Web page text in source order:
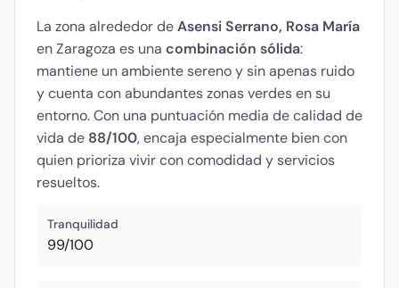
La zona alrededor deAsensi Serrano, Rosa María
en Zaragoza es una combinación sólida:
mantiene un ambiente sereno y sin apenas ruido
y cuenta con abundantes zonas verdes en su
entorno. Con una puntuación media de calidad de
vida de 88/100, encaja especialmente bien con
quien prioriza vivir con comodidad y servicios
resueltos.
Tranquilidad
99/100